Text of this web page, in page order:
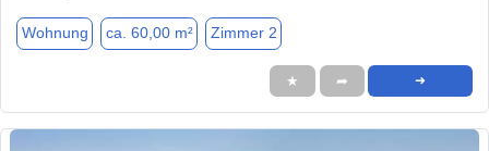
Wohnung ca. 60,00 m² Zimmer 2
★ ➦ ➜